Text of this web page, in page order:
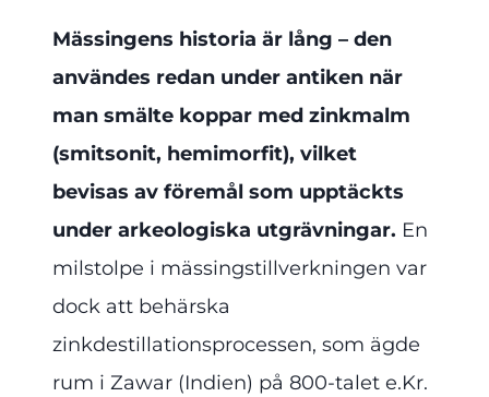
Mässingens historia är lång – den
användes redan under antiken när
man smälte koppar med zinkmalm
(smitsonit, hemimorfit), vilket
bevisas av föremål som upptäckts
under arkeologiska utgrävningar. En
milstolpe i mässingstillverkningen var
dock att behärska
zinkdestillationsprocessen, som ägde
rum i Zawar (Indien) på 800-talet e.Kr.